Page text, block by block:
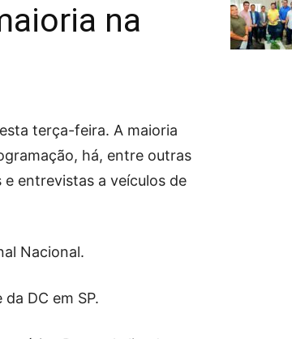
na
terça-feira. A maioria
há, entre outras
entrevistas a veículos de
Nacional.
DC em SP.